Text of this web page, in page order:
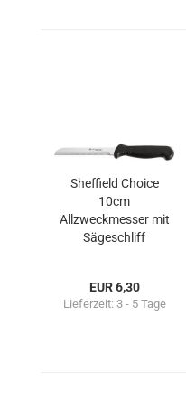
Sheffield Choice
10cm
Allzweckmesser mit
Sägeschliff
EUR 6,30
Lieferzeit: 3 - 5 Tage